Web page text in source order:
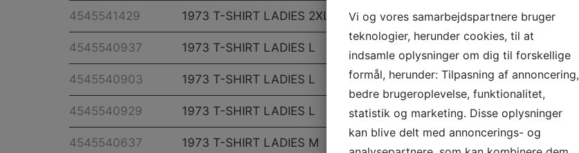
4545541429 1973 T-SHIRT LADIES 2XL
4545540937 1973 T-SHIRT LADIES L
4545540903 1973 T-SHIRT LADIES L
4545540929 1973 T-SHIRT LADIES L
4545540637 1973 T-SHIRT LADIES M
Vi og vores samarbejdspartnere bruger
teknologier, herunder cookies, til at
indsamle oplysninger om dig til forskellige
formål, herunder: Tilpasning af annoncering,
bedre brugeroplevelse, funktionalitet,
statistik og marketing. Disse oplysninger
kan blive delt med annoncerings- og